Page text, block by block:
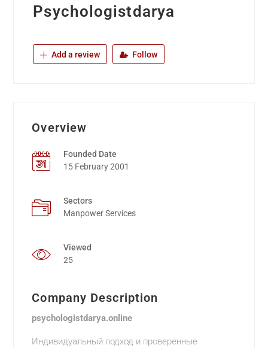
Psychologistdarya
Add a review Follow
Overview
Founded Date
15 February 2001
Sectors
Manpower Services
Viewed
25
Company Description
psychologistdarya.online
Индивидуальный подход и проверенные